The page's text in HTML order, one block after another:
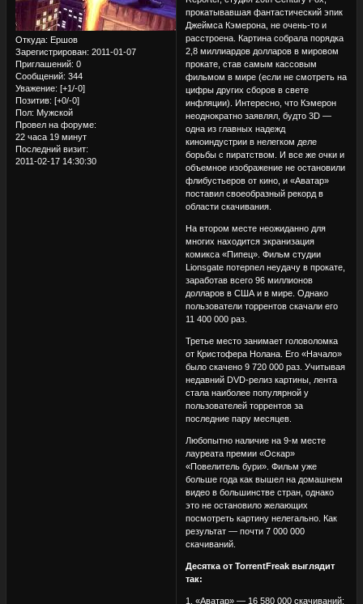
Откуда: Ершов
Зарегистрирован: 2011-01-07
Приглашений: 0
Сообщений: 344
Уважение: [+1/-0]
Позитив: [+0/-0]
Пол: Мужской
Провел на форуме:
22 часа 19 минут
Последний визит:
2011-02-17 14:30:30
прокатывавшая фантастический эпик
Джеймса Кэмерона, не очень-то и
расстроена. Картина собрала порядка
2,8 миллиардов долларов в мировом
прокате, став самым кассовым
фильмом в мире (если не смотреть на
цифры других сборов в свете
инфляции). Интересно, что Кэмерон
неоднократно заявлял, будто 3D —
одна из главных надежд
киноиндустрии в нелегком деле
борьбы с пиратством. И все же очки и
объемное изображение не остановили
флибустьеров от кино, и «Аватар»
поставил своеобразный рекорд в
области скачивания.
На втором месте неожиданно для
многих находится экранизация
комикса «Пипец». Фильм студии
Lionsgate потерпел неудачу в прокате,
заработав всего 96 миллионов
долларов в США и в мире. Однако
пользователи торрентов скачали его
11 400 000 раз.
Третье место занимает головоломка
от Кристофера Нолана. Его «Начало»
было скачено 9 720 000 раз. Учитывая
недавний DVD-релиз картины, лента
стала наиболее популярной у
пользователей торрентов за
последние пару месяцев.
Любопытно наличие на 9-м месте
лауреата премии «Оскар»
«Повелитель бури». Фильм уже
больше года как вышел на домашнем
видео в большинстве стран, однако
это не остановило желающих
посмотреть картину нелегально. Как
результат — почти 7 000 000
скачиваний.
Десятка от TorrentFreak выглядит
так:
1. «Аватар» — 16 580 000 скачиваний;